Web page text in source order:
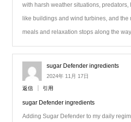
with harsh weather situations,
like buildings and wind turbines, and the
meals and relaxation stops along the
sugar Defender ingredients
2024年 11月 17日
返信 引用
sugar Defender ingredients
Adding Sugar Defender to my daily